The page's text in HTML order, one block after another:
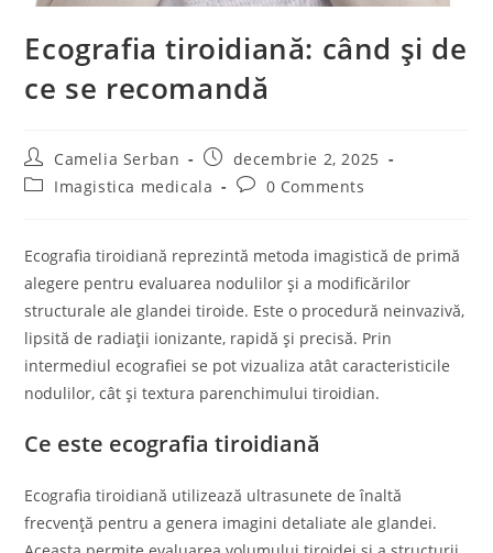
Ecografia tiroidiană: când și de
ce se recomandă
Post
author:
Camelia Serban
Post
published:
decembrie 2, 2025
PostImagistica medicala
Post0 Comments
Ecografia tiroidiană reprezintă metoda imagistică de primă
alegere pentru evaluarea nodulilor și a modificărilor
structurale ale glandei tiroide. Este o procedură neinvazivă,
lipsită de radiații ionizante, rapidă și precisă. Prin
intermediul ecografiei se pot vizualiza atât caracteristicile
nodulilor, cât și textura parenchimului tiroidian.
Ce este ecografia tiroidiană
Ecografia tiroidiană utilizează ultrasunete de înaltă
frecvență pentru a genera imagini detaliate ale glandei.